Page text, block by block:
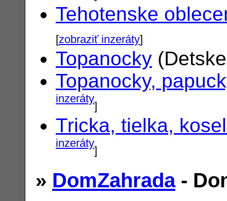
Tehotenske
[zobraziť inzeráty]
Topanocky
Topanocky,
inzeráty]
Tricka, tielka,
inzeráty]
» DomZahrada-